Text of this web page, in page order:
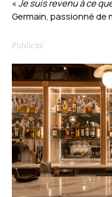
«Je suis revenu à ce
Germain, passionné